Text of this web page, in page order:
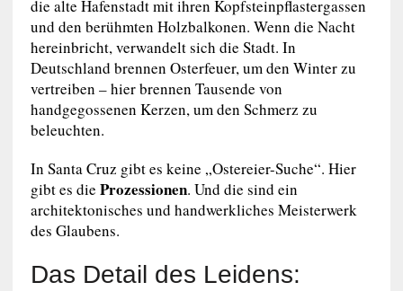
die alte Hafenstadt mit ihren Kopfsteinpflastergassen
und den berühmten Holzbalkonen. Wenn die Nacht
hereinbricht, verwandelt sich die Stadt. In
Deutschland brennen Osterfeuer, um den Winter zu
vertreiben – hier brennen Tausende von
handgegossenen Kerzen, um den Schmerz zu
beleuchten.
In Santa Cruz gibt es keine „Ostereier-Suche“. Hier
gibt es die Prozessionen. Und die sind ein
architektonisches und handwerkliches Meisterwerk
des Glaubens.
Das Detail des Leidens: